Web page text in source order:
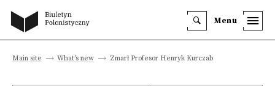
Menu
Main site What's new Zmarł Profesor Henryk Kurczab